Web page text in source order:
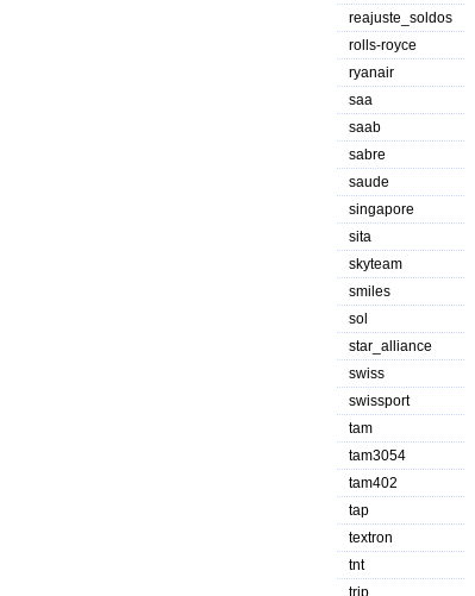
reajuste_soldos
rolls-royce
ryanair
saa
saab
sabre
saude
singapore
sita
skyteam
smiles
sol
star_alliance
swiss
swissport
tam
tam3054
tam402
tap
textron
tnt
trip